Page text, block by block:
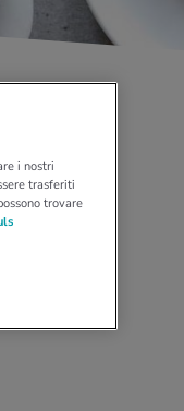
i nostri
trasferiti
trovare